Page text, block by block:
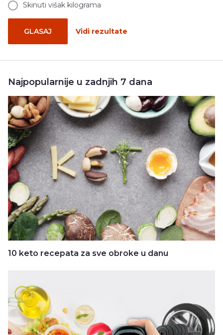
Skinuti višak kilograma
GLASAJ Vidi rezultate
Najpopularnije u zadnjih 7 dana
10 keto recepata za sve obroke u danu